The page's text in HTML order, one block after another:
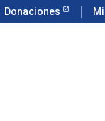
Donaciones